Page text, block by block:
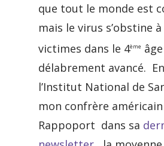
que tout le monde est
mais le virus s’obstine
victimes dans le 4ème
délabrement avancé.
l’Institut National de
mon confrère américain
Rappoport dans sa